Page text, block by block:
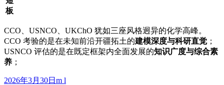
板
CCO、USNCO、UKChO 犹如三座风格迥异的化学高峰。
CCO 考验的是在未知前沿开疆拓土的建模深度与科研直觉；
USNCO 评估的是在既定框架内全面发展的知识广度与综合素
养 ；
发
2026年3月30日 作
m l